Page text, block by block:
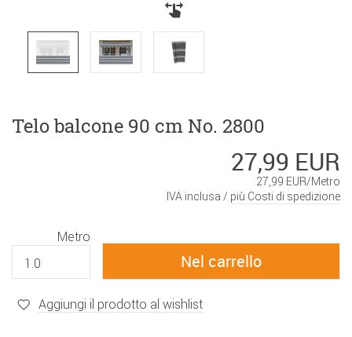
Telo balcone 90 cm No. 2800
27,99 EUR
27,99 EUR/Metro
IVA inclusa / più Costi di spedizione
Metro
Aggiungi il prodotto al wishlist